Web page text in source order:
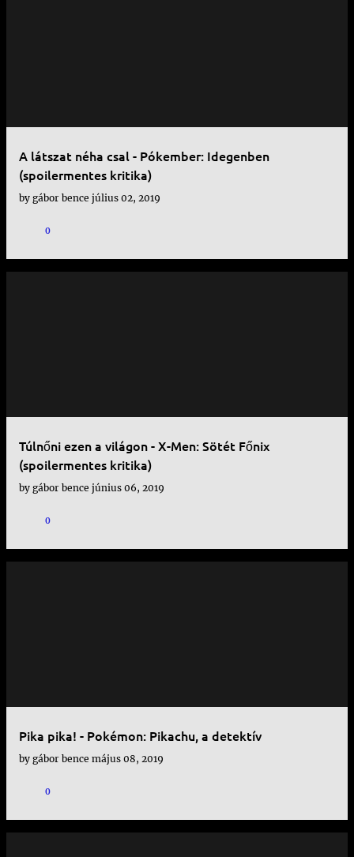
A látszat néha csal - Pókember: Idegenben
(spoilermentes kritika)
by gábor bence július 02, 2019
0
Túlnőni ezen a világon - X-Men: Sötét Főnix
(spoilermentes kritika)
by gábor bence június 06, 2019
0
Pika pika! - Pokémon: Pikachu, a detektív
by gábor bence május 08, 2019
0